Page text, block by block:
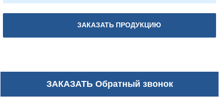
ЗАКАЗАТЬ ПРОДУКЦИЮ
ЗАКАЗАТЬОбратный звонок